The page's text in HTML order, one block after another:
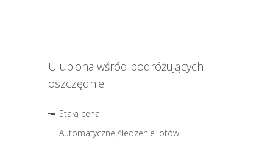
Ulubiona wśród podróżujących
oszczędnie
Stała cena
Automatyczne śledzenie lotów